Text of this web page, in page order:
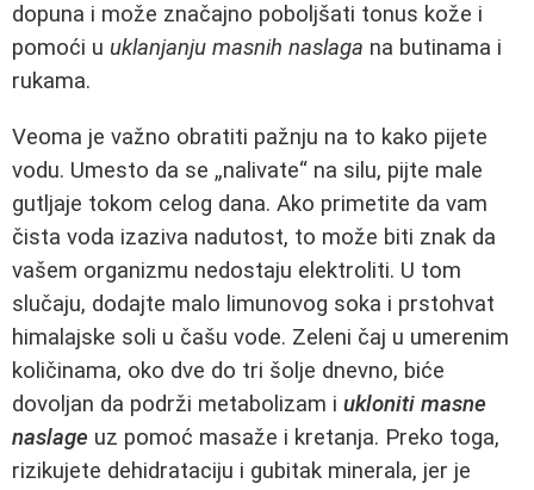
dopuna i može značajno poboljšati tonus kože i
pomoći u uklanjanju masnih naslaga na butinama i
rukama.
Veoma je važno obratiti pažnju na to kako pijete
vodu. Umesto da se „nalivate“ na silu, pijte male
gutljaje tokom celog dana. Ako primetite da vam
čista voda izaziva nadutost, to može biti znak da
vašem organizmu nedostaju elektroliti. U tom
slučaju, dodajte malo limunovog soka i prstohvat
himalajske soli u čašu vode. Zeleni čaj u umerenim
količinama, oko dve do tri šolje dnevno, biće
dovoljan da podrži metabolizam i ukloniti masne
naslage uz pomoć masaže i kretanja. Preko toga,
rizikujete dehidrataciju i gubitak minerala, jer je